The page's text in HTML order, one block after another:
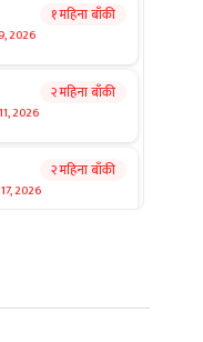
2026
१ महिना बाँकी
2026
२ महिना बाँकी
2026
२ महिना बाँकी